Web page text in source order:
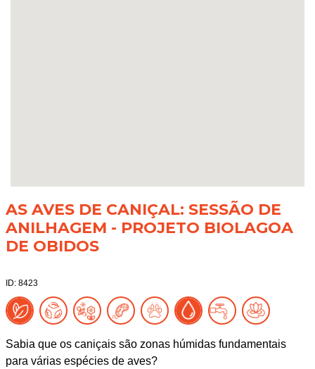
AS AVES DE CANIÇAL: SESSÃO DE
ANILHAGEM - PROJETO BIOLAGOA
DE OBIDOS
ID: 8423
Sabia que os caniçais são zonas húmidas fundamentais
para várias espécies de aves?